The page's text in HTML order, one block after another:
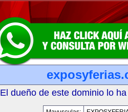
El dueño de este dominio lo